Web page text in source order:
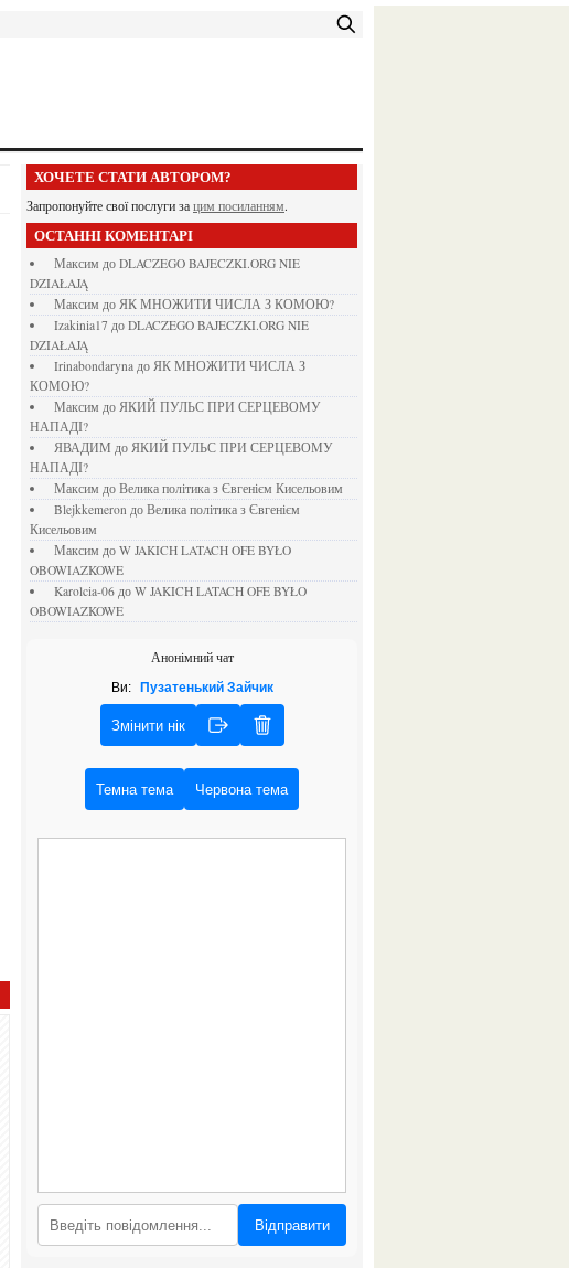
ХОЧЕТЕ СТАТИ АВТОРОМ?
Запропонуйте свої послуги за цим посиланням.
ОСТАННІ КОМЕНТАРІ
Максим до DLACZEGO BAJECZKI.ORG NIE
DZIAŁAJĄ
Максим до ЯК МНОЖИТИ ЧИСЛА З КОМОЮ?
izakinia17 до DLACZEGO BAJECZKI.ORG NIE
DZIAŁAJĄ
irinabondarynaдо ЯК МНОЖИТИ ЧИСЛА З
КОМОЮ?
Максим до ЯКИЙ ПУЛЬС ПРИ СЕРЦЕВОМУ
НАПАДІ?
ЯВАДИМ до ЯКИЙ ПУЛЬС ПРИ СЕРЦЕВОМУ
НАПАДІ?
Максим до Велика політика з Євгенієм Кисельовим
blejkkemeronдо Велика політика з Євгенієм
Кисельовим
Максим до W JAKICH LATACH OFE BYŁO
OBOWIAZKOWE
karolcia-06до W JAKICH LATACH OFE BYŁO
OBOWIAZKOWE
Анонімний чат
Ви: Пузатенький Зайчик
Змінити нік
Темна тема Червона тема
Відправити